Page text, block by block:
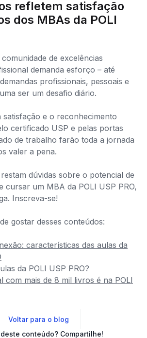
refletem satisfação
dos MBAs da POLI
de excelências
demanda esforço – até
profissionais, pessoais e
ser um desafio diário.
e o reconhecimento
certificado USP e pelas portas
de trabalho farão toda a jornada
valer a pena.
dúvidas sobre o potencial de
cursar um MBA da POLI USP PRO,
Inscreva-se!
gostar desses conteúdos:
características das aulas da
da POLI USP PRO?
com mais de 8 mil livros é na POLI
Voltar para o blog
conteúdo? Compartilhe!